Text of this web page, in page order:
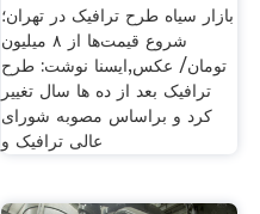
بازار سیاه طرح ترافیک در تهران؛
شروع قیمت‌ها از ۸ میلیون
تومان/ عکس,ایسنا نوشت: طرح
ترافیک بعد از ده ها سال تغییر
کرد و براساس مصوبه شورای
عالی ترافیک و